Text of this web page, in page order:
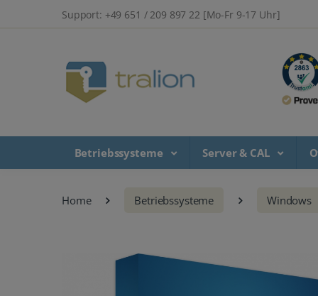
Support: +49 651 / 209 897 22 [Mo-Fr 9-17 Uhr]
Betriebssysteme Server & CAL
Home Betriebssysteme Windows